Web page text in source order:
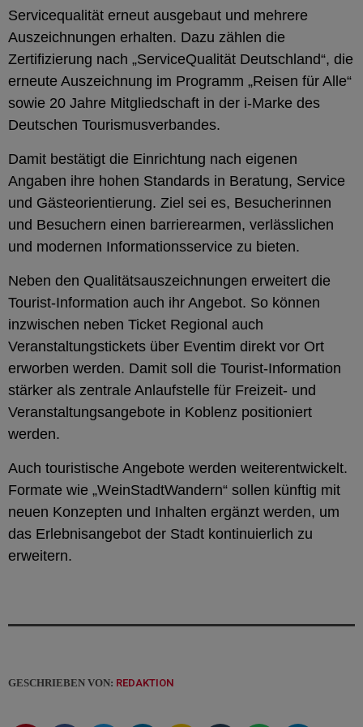
Servicequalität erneut ausgebaut und mehrere
Auszeichnungen erhalten. Dazu zählen die
Zertifizierung nach „ServiceQualität Deutschland“, die
erneute Auszeichnung im Programm „Reisen für Alle“
sowie 20 Jahre Mitgliedschaft in der i-Marke des
Deutschen Tourismusverbandes.
Damit bestätigt die Einrichtung nach eigenen
Angaben ihre hohen Standards in Beratung, Service
und Gästeorientierung. Ziel sei es, Besucherinnen
und Besuchern einen barrierearmen, verlässlichen
und modernen Informationsservice zu bieten.
Neben den Qualitätsauszeichnungen erweitert die
Tourist-Information auch ihr Angebot. So können
inzwischen neben Ticket Regional auch
Veranstaltungstickets über Eventim direkt vor Ort
erworben werden. Damit soll die Tourist-Information
stärker als zentrale Anlaufstelle für Freizeit- und
Veranstaltungsangebote in Koblenz positioniert
werden.
Auch touristische Angebote werden weiterentwickelt.
Formate wie „WeinStadtWandern“ sollen künftig mit
neuen Konzepten und Inhalten ergänzt werden, um
das Erlebnisangebot der Stadt kontinuierlich zu
erweitern.
GESCHRIEBEN VON: REDAKTION